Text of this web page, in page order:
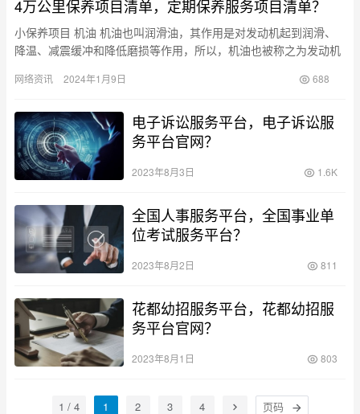
4万公里保养项目清单，定期保养服务项目清单？
小保养项目 机油 机油也叫润滑油，其作用是对发动机起到润滑、
降温、减震缓冲和降低磨损等作用，所以，机油也被称之为发动机
在…
网络资讯 2024年1月9日 688
电子诉讼服务平台，电子诉讼服
务平台官网？
2023年8月3日 1.6K
全国人事服务平台，全国事业单
位考试服务平台？
2023年8月2日 811
花都幼招服务平台，花都幼招服
务平台官网？
2023年8月1日 803
1 / 4 1 2 3 4